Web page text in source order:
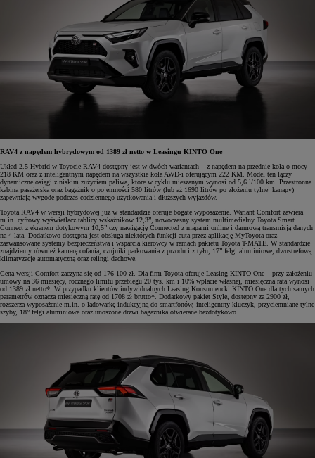
RAV4 z napędem hybrydowym od 1389 zł netto w Leasingu KINTO One
Układ 2.5 Hybrid w Toyocie RAV4 dostępny jest w dwóch wariantach – z napędem na przednie koła o mocy
218 KM oraz z inteligentnym napędem na wszystkie koła AWD-i oferującym 222 KM. Model ten łączy
dynamiczne osiągi z niskim zużyciem paliwa, które w cyklu mieszanym wynosi od 5,6 l/100 km. Przestronna
kabina pasażerska oraz bagażnik o pojemności 580 litrów (lub aż 1690 litrów po złożeniu tylnej kanapy)
zapewniają wygodę podczas codziennego użytkowania i dłuższych wyjazdów.
Toyota RAV4 w wersji hybrydowej już w standardzie oferuje bogate wyposażenie. Wariant Comfort zawiera
m.in. cyfrowy wyświetlacz tablicy wskaźników 12,3”, nowoczesny system multimedialny Toyota Smart
Connect z ekranem dotykowym 10,5” czy nawigację Connected z mapami online i darmową transmisją danych
na 4 lata. Dodatkowo dostępna jest obsługa niektórych funkcji auta przez aplikację MyToyota oraz
zaawansowane systemy bezpieczeństwa i wsparcia kierowcy w ramach pakietu Toyota T-MATE. W standardzie
znajdziemy również kamerę cofania, czujniki parkowania z przodu i z tyłu, 17” felgi aluminiowe, dwustrefową
klimatyzację automatyczną oraz relingi dachowe.
Cena wersji Comfort zaczyna się od 176 100 zł. Dla firm Toyota oferuje Leasing KINTO One – przy założeniu
umowy na 36 miesięcy, rocznego limitu przebiegu 20 tys. km i 10% wpłacie własnej, miesięczna rata wynosi
od 1389 zł netto*. W przypadku klientów indywidualnych Leasing Konsumencki KINTO One dla tych samych
parametrów oznacza miesięczną ratę od 1708 zł brutto*. Dodatkowy pakiet Style, dostępny za 2900 zł,
rozszerza wyposażenie m.in. o ładowarkę indukcyjną do smartfonów, inteligentny kluczyk, przyciemniane tylne
szyby, 18” felgi aluminiowe oraz unoszone drzwi bagażnika otwierane bezdotykowo.